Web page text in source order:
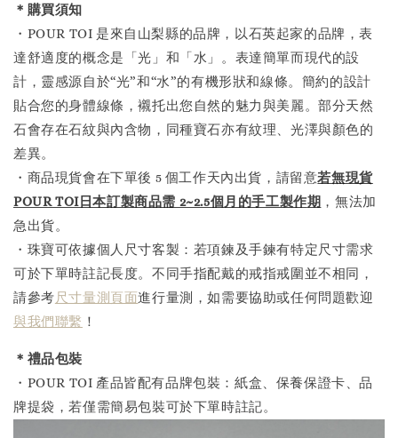
＊購買須知
・POUR TOI 是來自山梨縣的品牌，以石英起家的品牌，表
達舒適度的概念是「光」和「水」。表達簡單而現代的設
計，靈感源自於“光”和“水”的有機形狀和線條。簡約的設計
貼合您的身體線條，襯托出您自然的魅力與美麗。部分天然
石會存在石紋與內含物，同種寶石亦有紋理、光澤與顏色的
差異。
・商品現貨會在下單後 5 個工作天內出貨，請留意若無現貨
POUR TOI日本訂製商品需 2~2.5個月的手工製作期 ，無法加
急出貨。
・珠寶可依據個人尺寸客製：若項鍊及手鍊有特定尺寸需求
可於下單時註記長度。不同手指配戴的戒指戒圍並不相同，
請參考尺寸量測頁面進行量測，如需要協助或任何問題歡迎
與我們聯繫 ！
＊禮品包裝
・POUR TOI 產品皆配有品牌包裝：紙盒、保養保證卡、品
牌提袋，若僅需簡易包裝可於下單時註記。